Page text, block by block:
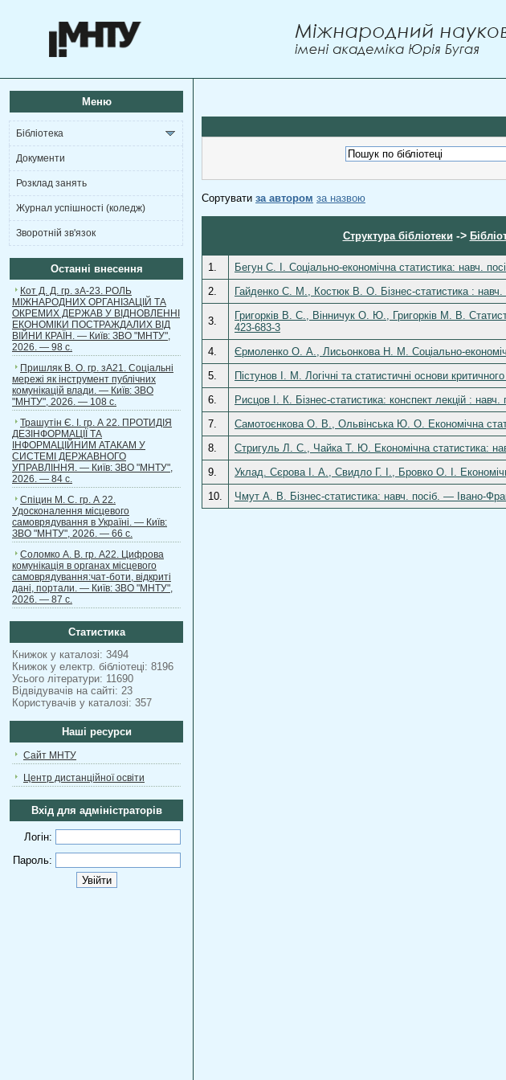
Меню
Бібліотека
Документи
Розклад занять
Журнал успішності (коледж)
Зворотній зв'язок
Останні внесення
Кот Д. Д. гр. зА-23. РОЛЬ
МІЖНАРОДНИХ ОРГАНІЗАЦІЙ ТА
ОКРЕМИХ ДЕРЖАВ У ВІДНОВЛЕННІ
ЕКОНОМІКИ ПОСТРАЖДАЛИХ ВІД
ВІЙНИ КРАЇН. — Київ: ЗВО "МНТУ",
2026. — 98 с.
Пришляк В. О. гр. зА21. Соціальні
мережі як інструмент публічних
комунікацій влади. — Київ: ЗВО
"МНТУ", 2026. — 108 с.
Трашутін Є. І. гр. А 22. ПРОТИДІЯ
ДЕЗІНФОРМАЦІЇ ТА
ІНФОРМАЦІЙНИМ АТАКАМ У
СИСТЕМІ ДЕРЖАВНОГО
УПРАВЛІННЯ. — Київ: ЗВО "МНТУ",
2026. — 84 с.
Спіцин М. С. гр. А 22.
Удосконалення місцевого
самоврядування в Україні. — Київ:
ЗВО "МНТУ", 2026. — 66 с.
Соломко А. В. гр. А22. Цифрова
комунікація в органах місцевого
самоврядування:чат-боти, відкриті
дані, портали. — Київ: ЗВО "МНТУ",
2026. — 87 с.
Статистика
Книжок у каталозі: 3494
Книжок у електр. бібліотеці: 8196
Усього літератури: 11690
Відвідувачів на сайті: 23
Користувачів у каталозі: 357
Наші ресурси
Сайт МНТУ
Центр дистанційної освіти
Вхід для адміністраторів
Логін:
Пароль:
Сортувати за автором за назвою
Структура бібліотеки ->
1.
Бегун С. І. Соціально-економічна статистика: навч.
2.
Гайденко С. М., Костюк В. О. Бізнес-статистика :
3.
Григорків В. С., Вінничук О. Ю., Григорків М. В.
423-683-3
4.
Єрмоленко О. А., Лисьонкова Н. М. Соціально-
5.
Пістунов І. М. Логічні та статистичні основи
6.
Рисцов І. К. Бізнес-статистика: конспект лекцій :
7.
Самотоєнкова О. В., Ольвінська Ю. О. Економічна
8.
Стригуль Л. С., Чайка Т. Ю. Економічна статистика:
9.
Уклад. Сєрова І. А., Свидло Г. І., Бровко О. І.
10.
Чмут А. В. Бізнес-статистика: навч. посіб. — Івано-